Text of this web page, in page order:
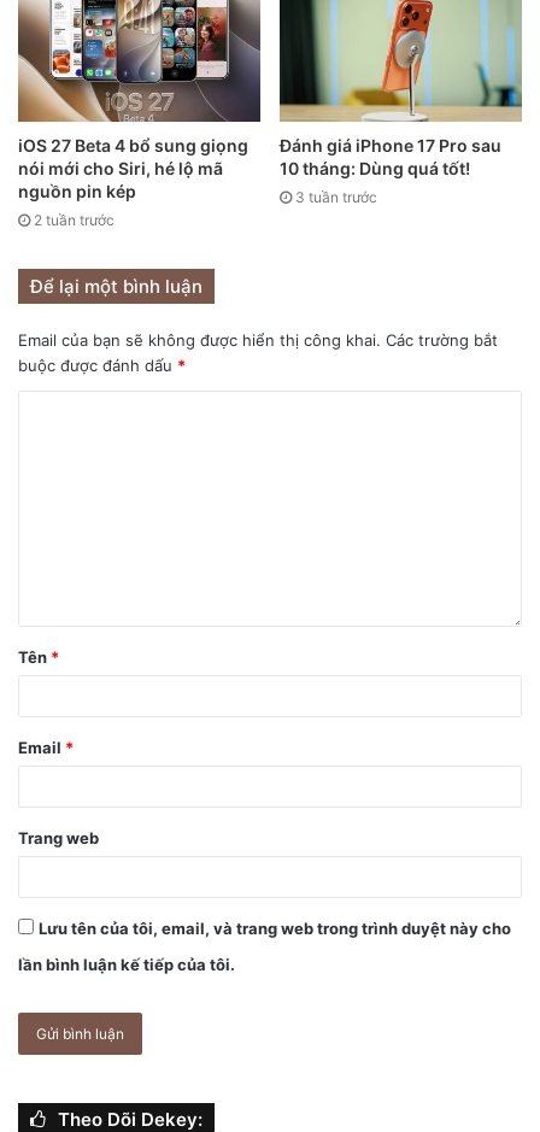
Ảnh concept iPhone 13.
Theo báo cáo của Bloomberg từ tuần trước, “Nhà Táo” đang
làm việc trên ít nhất hai cách tiếp cận: gửi tin nhắn khẩn
như tai nạn máy bay hoặc chìm tàu ở các khu vực xa xôi.
hiệu.
vào tháng 9. Giới công nghệ đang tò mò chờ xem “ông
tính năng vệ tinh hay không.
iOS 27 Beta 4 bổ sung giọng
nói mới cho Siri, hé lộ mã
nguồn pin kép
2 tuần trước
Đánh giá iPhone 17 Pro sau
10 tháng: Dùng quá tốt!
3 tuần trước
Để lại một bình luận
Email của bạn sẽ không được hiển thị công khai. Các trường bắt
buộc được đánh dấu *
Tên *
Email *
Trang web
Lưu tên của tôi, email, và trang web trong trình duyệt này cho
lần bình luận kế tiếp của tôi.
Theo Dõi Dekey: